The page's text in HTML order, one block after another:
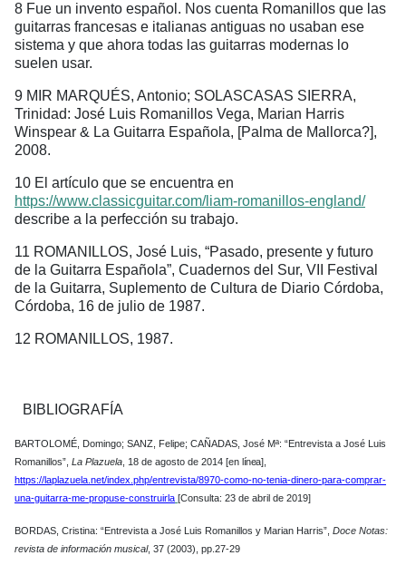
8 Fue un invento español. Nos cuenta Romanillos que las
guitarras francesas e italianas antiguas no usaban ese
sistema y que ahora todas las guitarras modernas lo
suelen usar.
9 MIR MARQUÉS, Antonio; SOLASCASAS SIERRA,
Trinidad: José Luis Romanillos Vega, Marian Harris
Winspear & La Guitarra Española, [Palma de Mallorca?],
2008.
10 El artículo que se encuentra en
https://www.classicguitar.com/liam-romanillos-england/
describe a la perfección su trabajo.
11 ROMANILLOS, José Luis, “Pasado, presente y futuro
de la Guitarra Española”, Cuadernos del Sur, VII Festival
de la Guitarra, Suplemento de Cultura de Diario Córdoba,
Córdoba, 16 de julio de 1987.
12 ROMANILLOS, 1987.
BIBLIOGRAFÍA
BARTOLOMÉ, Domingo; SANZ, Felipe; CAÑADAS, José Mª: “Entrevista a José Luis
Romanillos”, La Plazuela, 18 de agosto de 2014 [en línea],
https://laplazuela.net/index.php/entrevista/8970-como-no-tenia-dinero-para-comprar-
una-guitarra-me-propuse-construirla [Consulta: 23 de abril de 2019]
BORDAS, Cristina: “Entrevista a José Luis Romanillos y Marian Harris”, Doce Notas:
revista de información musical, 37 (2003), pp.27-29